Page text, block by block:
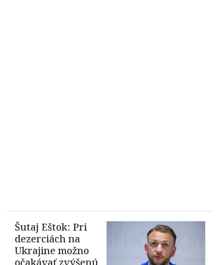
Šutaj Eštok: Pri
dezerciách na
Ukrajine možno